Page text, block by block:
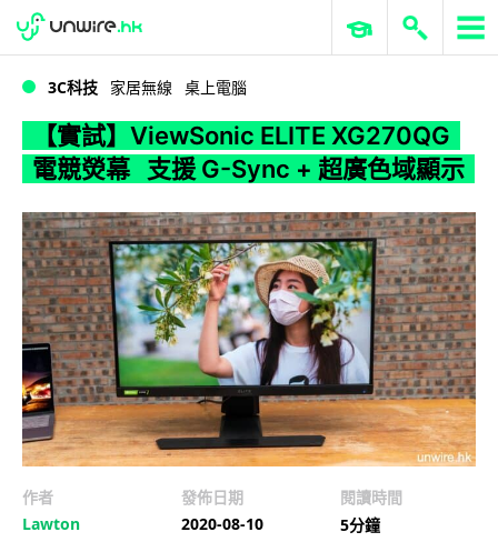
WWDC 2026 ERP 與商業 AI
3C科技 家居無線 桌上電腦
【實試】ViewSonic ELITE XG270QG
電競熒幕 支援 G-Sync + 超廣色域顯示
作者
Lawton
發佈日期
2020-08-10
閱讀時間
5分鐘